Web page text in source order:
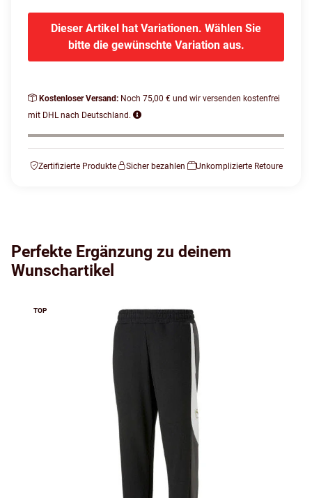
Dieser Artikel hat Variationen. Wählen Sie
bitte die gewünschte Variation aus.
Kostenloser Versand: Noch 75,00 € und wir versenden kostenfrei
mit DHL nach Deutschland.
Zertifizierte Produkte Sicher bezahlen Unkomplizierte Retoure
Perfekte Ergänzung zu deinem
Wunschartikel
TOP